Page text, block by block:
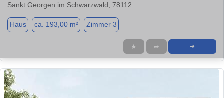
Sankt Georgen im Schwarzwald, 78112
Haus ca. 193,00 m² Zimmer 3
★ ➦ ➜